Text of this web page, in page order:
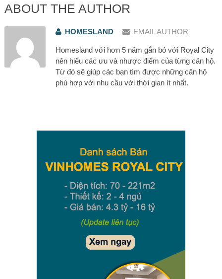
ABOUT THE AUTHOR
HOMESLAND EMAIL AUTHOR
Homesland với hơn 5 năm gắn bó với Royal City
nên hiểu các ưu và nhược điểm của từng căn hộ.
Từ đó sẽ giúp các bạn tìm được những căn hộ
phù hợp với nhu cầu với thời gian ít nhất.